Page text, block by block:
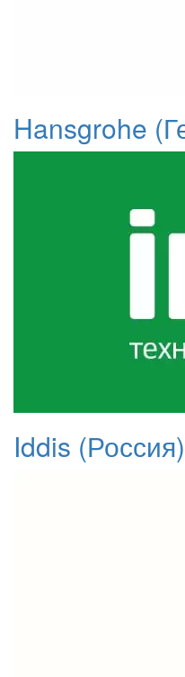
Hansgrohe
Iddis (Россия)